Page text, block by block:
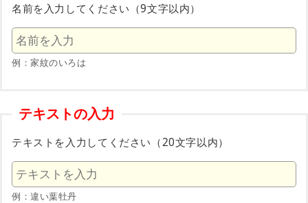
名前を入力してください（9文字以内）
例：家紋のいろは
テキストの入力
テキストを入力してください（20文字以内）
例：違い葉牡丹